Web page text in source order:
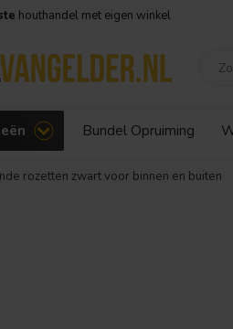
houthandel met eigen winkel
Bundel Opruiming
rozetten zwart voor binnen en buiten